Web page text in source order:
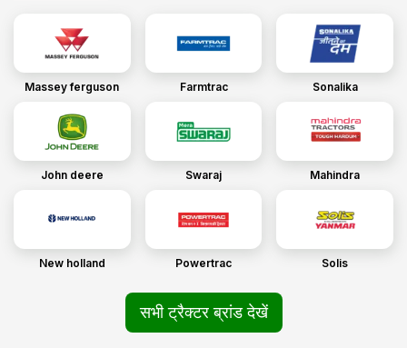
Massey ferguson Farmtrac Sonalika
John deere Swaraj Mahindra
New holland Powertrac Solis
सभी ट्रैक्टर ब्रांड देखें